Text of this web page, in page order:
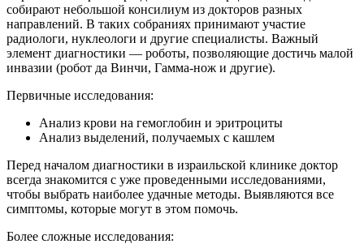
собирают небольшой консилиум из докторов разных
направлений. В таких собраниях принимают участие
радиологи, нуклеологи и другие специалисты. Важный
элемент диагностики — роботы, позволяющие достичь малой
инвазии (робот да Винчи, Гамма-нож и другие).
Первичные исследования:
Анализ крови на гемоглобин и эритроциты
Анализ выделений, получаемых с кашлем
Перед началом диагностики в израильской клинике доктор
всегда знакомится с уже проведенными исследованиями,
чтобы выбрать наиболее удачные методы. Выявляются все
симптомы, которые могут в этом помочь.
Более сложные исследования: